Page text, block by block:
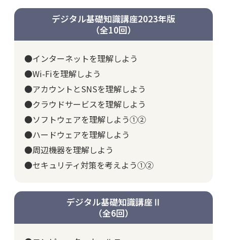
デジタル基礎知識講座2023年版
（全10回）
●インターネットを理解しよう
●Wi-Fiを理解しよう
●アカウントとSNSを理解しよう
●クラウドサービスを理解しよう
●ソフトウェアを理解しよう①②
●ハードウェアを理解しよう
●周辺機器を理解しよう
●セキュリティ対策を考えよう①②
デジタル基礎知識講座Ⅱ
（全6回）